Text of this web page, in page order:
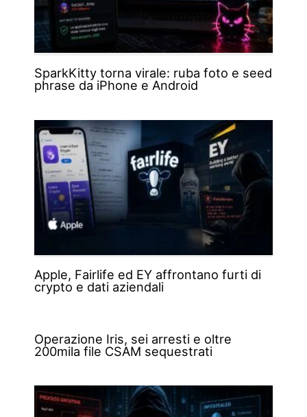
SparkKitty torna virale: ruba foto e seed
phrase da iPhone e Android
Apple, Fairlife ed EY affrontano furti di
crypto e dati aziendali
Operazione Iris, sei arresti e oltre
200mila file CSAM sequestrati